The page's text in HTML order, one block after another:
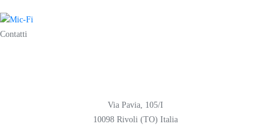
Contatti
Via Pavia, 105/I
10098 Rivoli (TO) Italia